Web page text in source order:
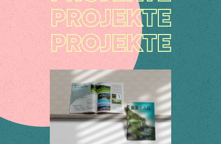
PROJEKTE
PROJEKTE